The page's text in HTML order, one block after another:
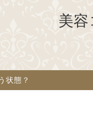
美容
状態？